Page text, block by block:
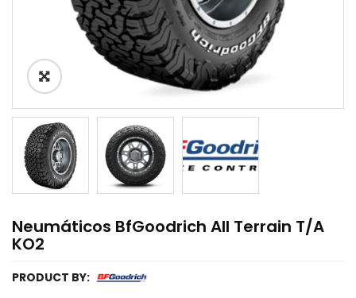
Neumáticos BfGoodrich All Terrain T/A
KO2
PRODUCT BY: